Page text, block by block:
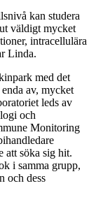
kan studera
väldigt mycket
intracellulära
Linda.
med det
av, mycket
leds av
och
Monitoring
att söka sig hit.
i samma grupp,
och dess